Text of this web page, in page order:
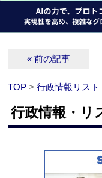
« 前の記事
TOP >行政情報リスト
行政情報・